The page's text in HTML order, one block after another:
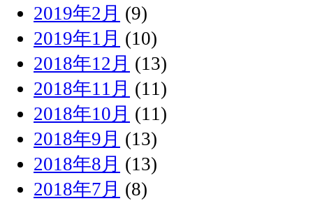
2019年2月 (9)
2019年1月 (10)
2018年12月 (13)
2018年11月 (11)
2018年10月 (11)
2018年9月 (13)
2018年8月 (13)
2018年7月 (8)